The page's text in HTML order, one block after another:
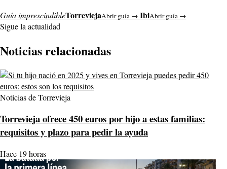
Guía imprescindibleTorreviejaAbrir guía → IbiAbrir guía →
Sigue la actualidad
Noticias relacionadas
Noticias de Torrevieja
Torrevieja ofrece 450 euros por hijo a estas familias:
requisitos y plazo para pedir la ayuda
Hace 19 horas